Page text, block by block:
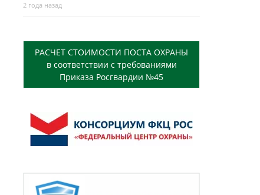
2 года назад
РАСЧЕТ СТОИМОСТИ ПОСТА ОХРАНЫ
в соответствии с требованиями
Приказа Росгвардии №45